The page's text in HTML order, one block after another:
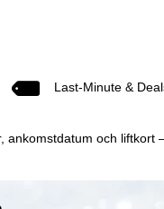
Last-Minute &
ankomstdatum och